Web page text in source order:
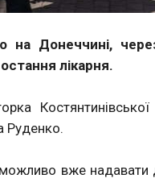
на Донеччині,
лікарня.
Костянтинівської
Руденко.
вже надавати